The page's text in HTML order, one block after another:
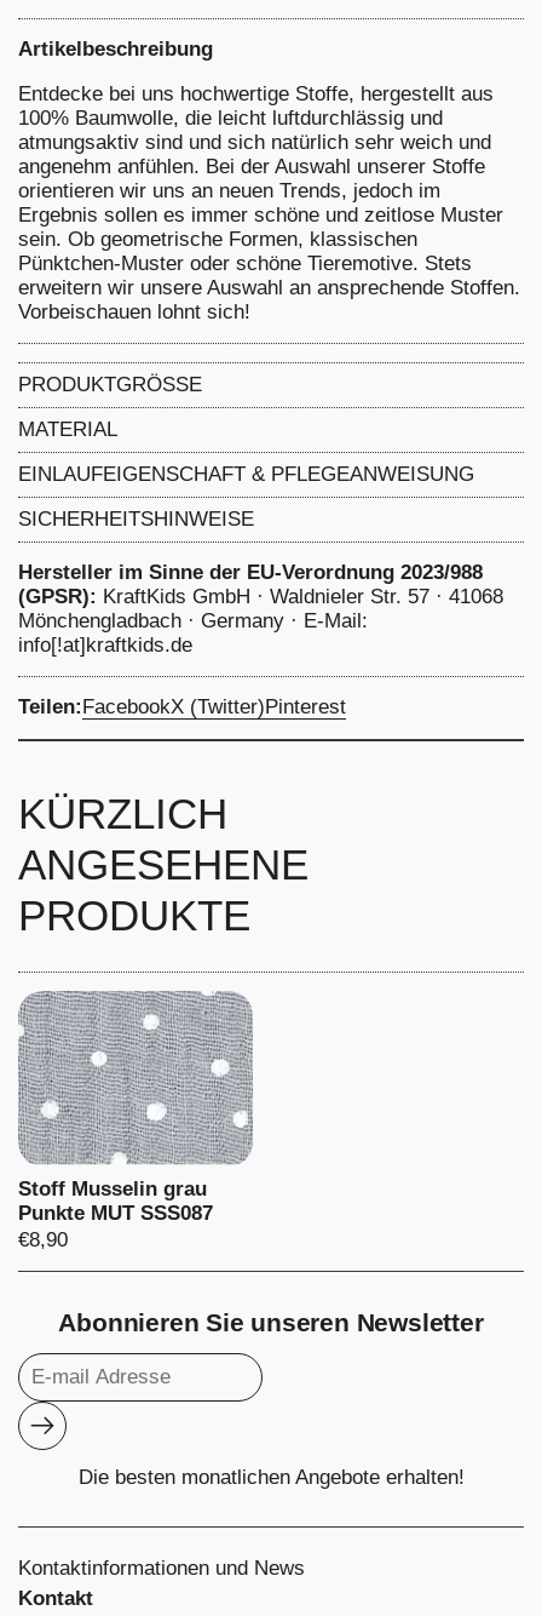
Artikelbeschreibung
Entdecke bei uns hochwertige Stoffe, hergestellt aus
100% Baumwolle, die leicht luftdurchlässig und
atmungsaktiv sind und sich natürlich sehr weich und
angenehm anfühlen. Bei der Auswahl unserer Stoffe
orientieren wir uns an neuen Trends, jedoch im
Ergebnis sollen es immer schöne und zeitlose Muster
sein. Ob geometrische Formen, klassischen
Pünktchen-Muster oder schöne Tieremotive. Stets
erweitern wir unsere Auswahl an ansprechende Stoffen.
Vorbeischauen lohnt sich!
PRODUKTGRÖSSE
Mengenangabe: 1 m = 1 lm (Laufmeter) bei
Rollenbreite ca. 130 cm, Stoffgewicht: 130 g/lf
MATERIAL
100% Baumwolle
EINLAUFEIGENSCHAFT & PFLEGEANWEISUNG
-schonend waschen bei 40 Grad, nicht chemisch
reinigen Bleichen nicht erlaubt, nicht im
SICHERHEITSHINWEISE
Hersteller im Sinne der EU-Verordnung 2023/988
(GPSR): KraftKids GmbH · Waldnieler Str. 57 · 41068
Mönchengladbach · Germany · E-Mail:
info[!at]kraftkids.de
Teilen:FacebookX (Twitter)Pinterest
KÜRZLICH
ANGESEHENE
PRODUKTE
Stoff Musselin grau
Punkte MUT SSS087
Preis:
€8,90
Abonnieren Sie unseren Newsletter
Abonnieren
Die besten monatlichen Angebote erhalten!
Kontaktinformationen und News
Kontakt